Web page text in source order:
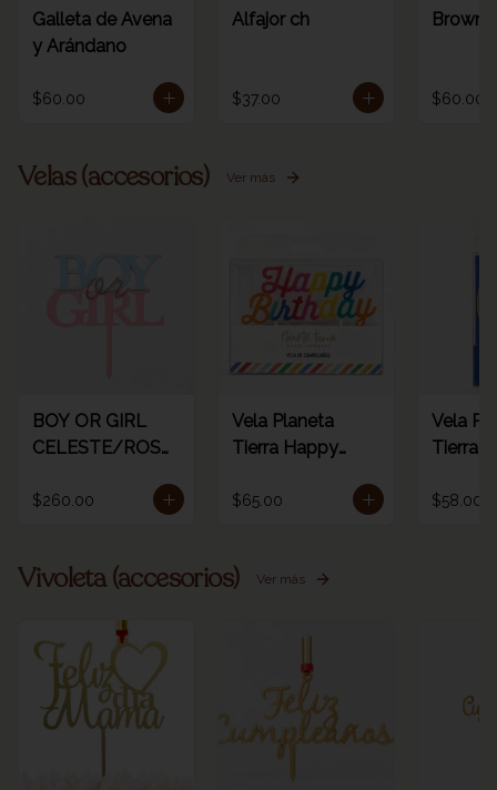
Galleta de Avena
y Arándano
$60.00
Alfajor ch
$37.00
Brownie
$60.00
Velas (accesorios) Ver más
BOY OR GIRL
CELESTE/ROSA
$260.00
Vela Planeta
Tierra Happy
1pz
$65.00
Vela
Tierra
$58.00
Vivoleta (accesorios) Ver más